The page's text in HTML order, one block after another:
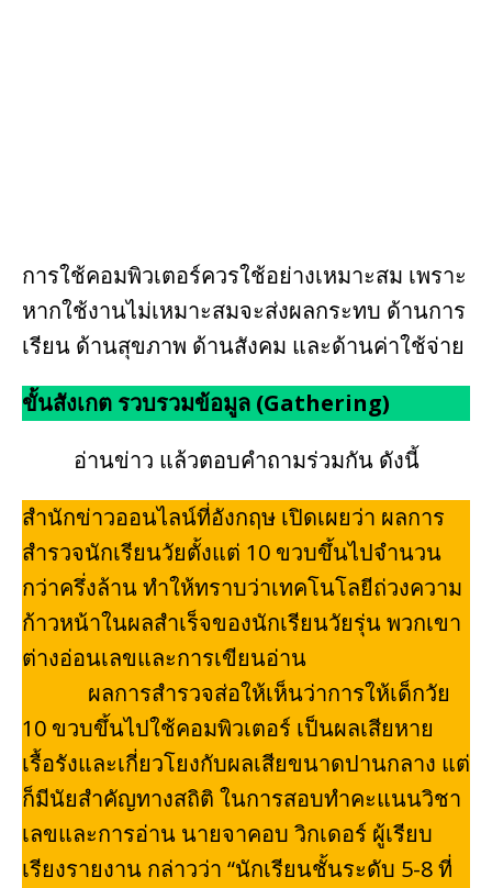
การใช้คอมพิวเตอร์ควรใช้อย่างเหมาะสม เพราะ
หากใช้งานไม่เหมาะสมจะส่งผลกระทบ ด้านการ
เรียน ด้านสุขภาพ ด้านสังคม และด้านค่าใช้จ่าย
ขั้นสังเกต รวบรวมข้อมูล (Gathering)
อ่านข่าว แล้วตอบคำถามร่วมกัน ดังนี้
สำนักข่าวออนไลน์ที่อังกฤษ เปิดเผยว่า ผลการ
สำรวจนักเรียนวัยตั้งแต่ 10 ขวบขึ้นไปจำนวน
กว่าครึ่งล้าน ทำให้ทราบว่าเทคโนโลยีถ่วงความ
ก้าวหน้าในผลสำเร็จของนักเรียนวัยรุ่น พวกเขา
ต่างอ่อนเลขและการเขียนอ่าน
ผลการสำรวจส่อให้เห็นว่าการให้เด็กวัย
10 ขวบขึ้นไปใช้คอมพิวเตอร์ เป็นผลเสียหาย
เรื้อรังและเกี่ยวโยงกับผลเสียขนาดปานกลาง แต่
ก็มีนัยสำคัญทางสถิติ ในการสอบทำคะแนนวิชา
เลขและการอ่าน นายจาคอบ วิกเดอร์ ผู้เรียบ
เรียงรายงาน กล่าวว่า “นักเรียนชั้นระดับ 5-8 ที่